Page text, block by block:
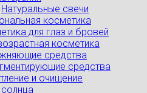
Натуральные свечи
косметика
для глаз и бровей
косметика
средства
средства
и очищение